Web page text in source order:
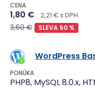
CENA
1,80 € 2,21 € s DPH
3,60 € SLEVA 50 %
WordPress
PONÚKA
PHP8, MySQL 8.0.x,